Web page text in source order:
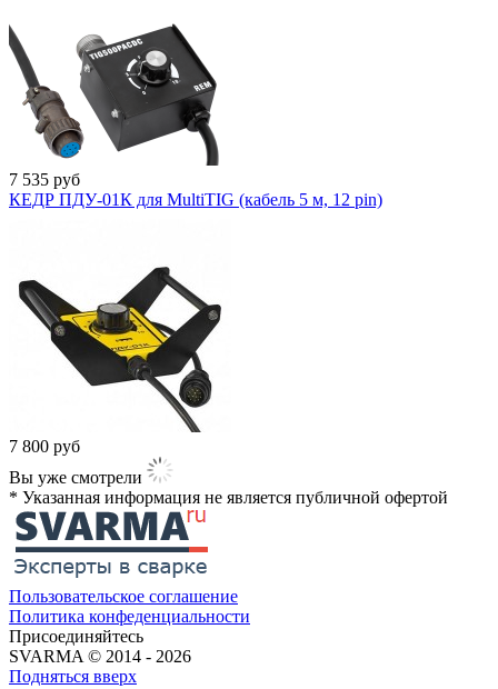
7 535 руб
КЕДР ПДУ-01К для MultiTIG (кабель 5 м, 12 pin)
7 800 руб
Вы уже смотрели
* Указанная информация не является публичной офертой​
Пользовательское соглашение
Политика конфеденциальности
Присоединяйтесь
SVARMA © 2014 - 2026
Подняться вверх